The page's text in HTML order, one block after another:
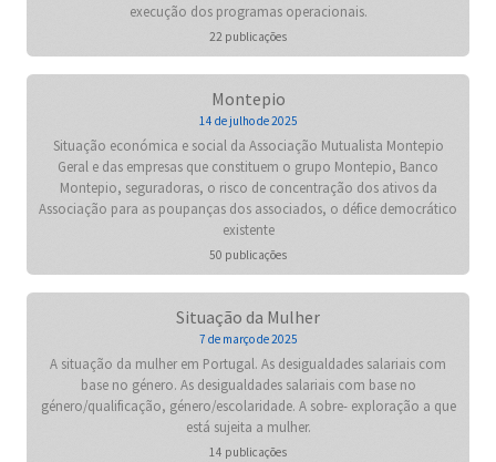
execução dos programas operacionais.
22 publicações
Montepio
14 de julho de 2025
Situação económica e social da Associação Mutualista Montepio
Geral e das empresas que constituem o grupo Montepio, Banco
Montepio, seguradoras, o risco de concentração dos ativos da
Associação para as poupanças dos associados, o défice democrático
existente
50 publicações
Situação da Mulher
7 de março de 2025
A situação da mulher em Portugal. As desigualdades salariais com
base no género. As desigualdades salariais com base no
género/qualificação, género/escolaridade. A sobre- exploração a que
está sujeita a mulher.
14 publicações